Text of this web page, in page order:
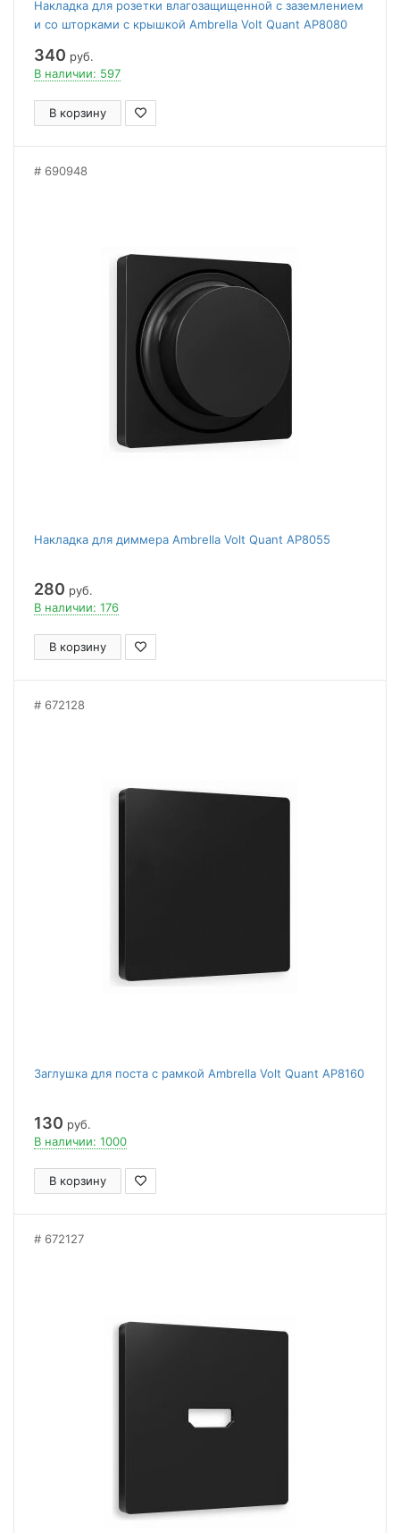
Накладка для розетки влагозащищенной с заземлением
и со шторками с крышкой Ambrella Volt Quant AP8080
340 руб.
В наличии: 597
В корзину
690948
Накладка для диммера Ambrella Volt Quant AP8055
280 руб.
В наличии: 176
В корзину
672128
Заглушка для поста с рамкой Ambrella Volt Quant AP8160
130 руб.
В наличии: 1000
В корзину
672127